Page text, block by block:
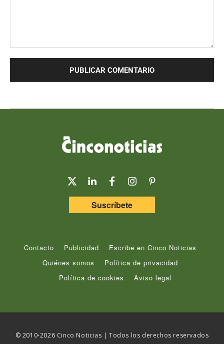
Suscríbete
Contacto Publicidad
Escribe en Cinco Noticias
Quiénes somos
Política de privacidad
Política de cookies
Aviso legal
© 2010-2026 Cinco Noticias | Todos los derechos reservados